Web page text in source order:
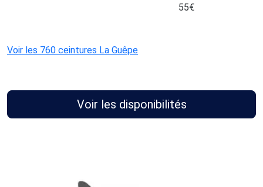
55€
Voir les 760 ceintures La Guêpe
Voir les disponibilités